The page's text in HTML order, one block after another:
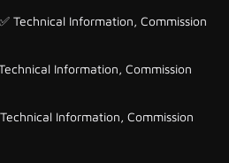
Technical Information, Commission
Information, Commission
Information, Commission